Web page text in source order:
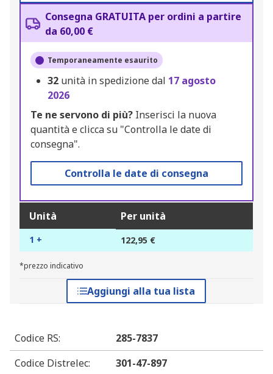
Consegna GRATUITA per ordini a partire
da 60,00 €
Temporaneamente esaurito
32 unità in spedizione dal 17 agosto
2026
Te ne servono di più? Inserisci la nuova
quantità e clicca su "Controlla le date di
consegna".
Controlla le date di consegna
Unità Per unità
1 + 122,95 €
*prezzo indicativo
Aggiungi alla tua lista
Codice RS:
285-7837
Codice Distrelec:
301-47-897